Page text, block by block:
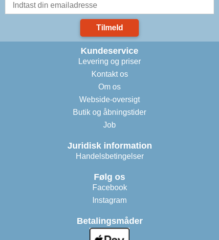
Tilmeld
Kundeservice
Levering og priser
Kontakt os
Om os
Webside-oversigt
Butik og åbningstider
Job
Juridisk information
Handelsbetingelser
Følg os
Facebook
Instagram
Betalingsmåder